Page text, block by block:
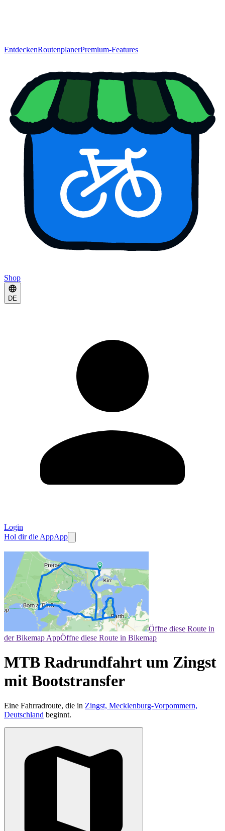
EntdeckenRoutenplanerPremium-Features
Shop
DE
Login
Hol dir die AppApp
Öffne diese Route in
der Bikemap AppÖffne diese Route in Bikemap
MTB Radrundfahrt um Zingst
mit Bootstransfer
Eine Fahrradroute, die in Zingst, Mecklenburg-Vorpommern,
Deutschland beginnt.